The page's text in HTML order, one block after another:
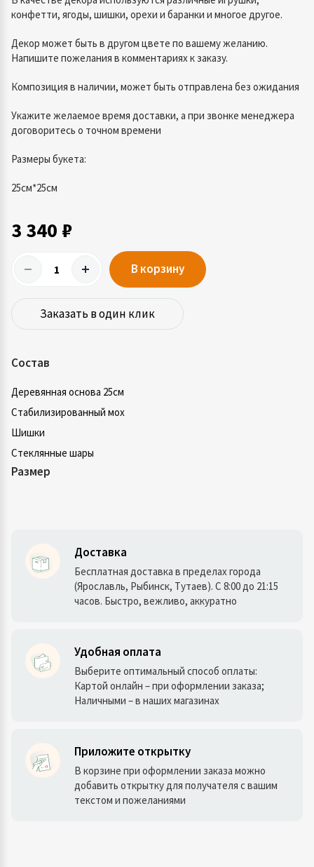
конфетти, ягоды, шишки, орехи и баранки и многое другое.
Декор может быть в другом цвете по вашему желанию.
Напишите пожелания в комментариях к заказу.
Композиция в наличии, может быть отправлена без ожидания
Укажите желаемое время доставки, а при звонке менеджера
договоритесь о точном времени
Размеры букета:
25см*25см
3 340 ₽
В корзину
Заказать в один клик
Состав
Деревянная основа 25см
Стабилизированный мох
Шишки
Стеклянные шары
Размер
Доставка
Бесплатная доставка в пределах города
(Ярославль, Рыбинск, Тутаев). С 8:00 до 21:15
часов. Быстро, вежливо, аккуратно
Удобная оплата
Выберите оптимальный способ оплаты:
Картой онлайн – при оформлении заказа;
Наличными – в наших магазинах
Приложите открытку
В корзине при оформлении заказа можно
добавить открытку для получателя с вашим
текстом и пожеланиями